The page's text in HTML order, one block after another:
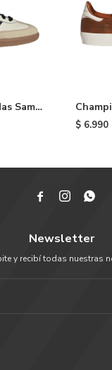
Samba
$ 6.990
  
Newsletter
y recibí todas nuestras